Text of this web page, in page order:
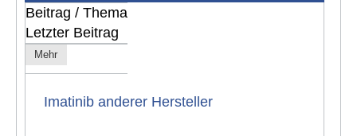
Beitrag / Thema
Letzter Beitrag
Mehr
Imatinib anderer Hersteller